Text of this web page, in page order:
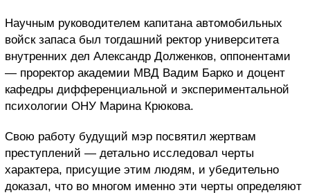
Научным руководителем капитана автомобильных
войск запаса был тогдашний ректор университета
внутренних дел Александр Долженков, оппонентами
— проректор академии МВД Вадим Барко и доцент
кафедры дифференциальной и экспериментальной
психологии ОНУ Марина Крюкова.
Свою работу будущий мэр посвятил жертвам
преступлений — детально исследовал черты
характера, присущие этим людям, и убедительно
доказал, что во многом именно эти черты определяют